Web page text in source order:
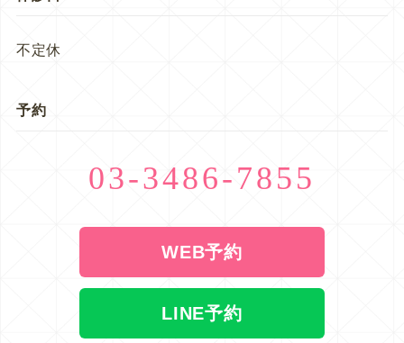
不定休
予約
03-3486-7855
WEB予約
LINE予約